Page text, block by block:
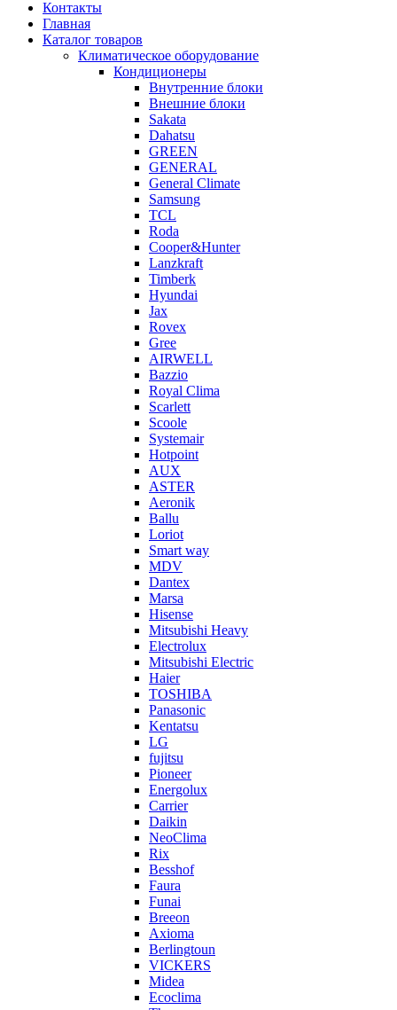
Контакты
Главная
Каталог товаров
Климатическое оборудование
Кондиционеры
Внутренние блоки
Внешние блоки
Sakata
Dahatsu
GREEN
GENERAL
General Climate
Samsung
TCL
Roda
Cooper&Hunter
Lanzkraft
Timberk
Hyundai
Jax
Rovex
Gree
AIRWELL
Bazzio
Royal Clima
Scarlett
Scoole
Systemair
Hotpoint
AUX
ASTER
Aeronik
Ballu
Loriot
Smart way
MDV
Dantex
Marsa
Hisense
Mitsubishi Heavy
Electrolux
Mitsubishi Electric
Haier
TOSHIBA
Panasonic
Kentatsu
LG
fujitsu
Pioneer
Energolux
Carrier
Daikin
NeoClima
Rix
Besshof
Faura
Funai
Breeon
Axioma
Berlingtoun
VICKERS
Midea
Ecoclima